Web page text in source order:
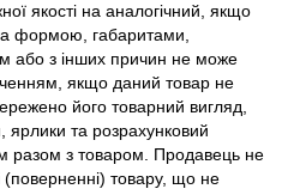
якості на аналогічний, якщо
формою, габаритами,
або з інших причин не може
якщо даний товар не
його товарний вигляд,
ярлики та розрахунковий
разом з товаром. Продавець не
(поверненні) товару, що не